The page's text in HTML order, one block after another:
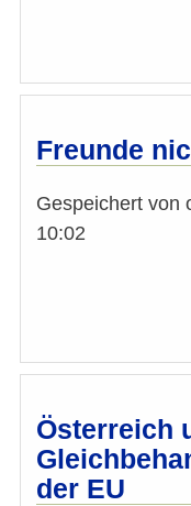
Freunde
Gespeichert von
10:02
Österreich
der EU